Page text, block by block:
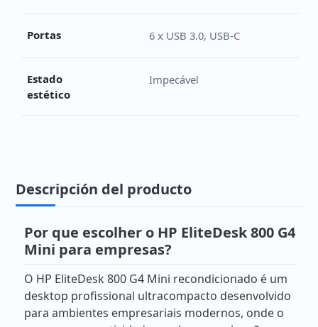
Portas 6 x USB 3.0, USB-C
Estado
estético
Impecável
Descripción del producto
Por que escolher o HP EliteDesk 800 G4
Mini para empresas?
O HP EliteDesk 800 G4 Mini recondicionado é um
desktop profissional ultracompacto desenvolvido
para ambientes empresariais modernos, onde o